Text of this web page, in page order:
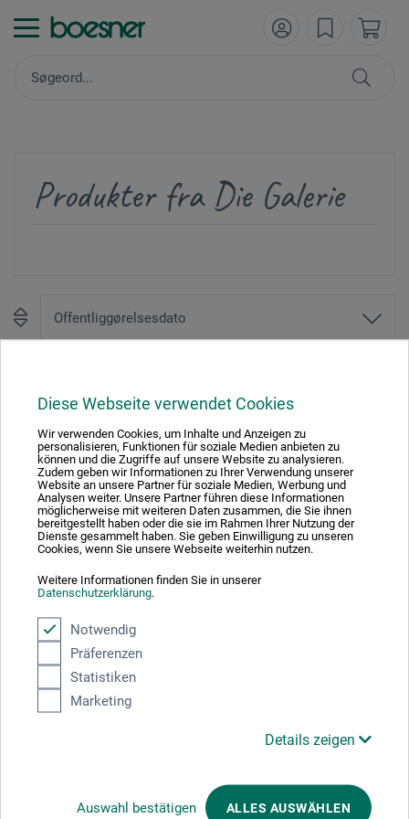
Diese Webseite verwendet Cookies
Wir verwenden Cookies, um Inhalte und Anzeigen zu
personalisieren, Funktionen für soziale Medien anbieten zu
können und die Zugriffe auf unsere Website zu analysieren.
Zudem geben wir Informationen zu Ihrer Verwendung unserer
Website an unsere Partner für soziale Medien, Werbung und
Analysen weiter. Unsere Partner führen diese Informationen
möglicherweise mit weiteren Daten zusammen, die Sie ihnen
bereitgestellt haben oder die sie im Rahmen Ihrer Nutzung der
Dienste gesammelt haben. Sie geben Einwilligung zu unseren
Cookies, wenn Sie unsere Webseite weiterhin nutzen.
Weitere Informationen finden Sie in unserer
Datenschutzerklärung.
Notwendig
Präferenzen
Statistiken
Marketing
Details zeigen
Auswahl bestätigen ALLES AUSWÄHLEN
Produkter fra Die Galerie
Absolut sikker
Betalingsmetoder
Produktkategorier